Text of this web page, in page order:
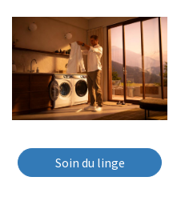
Soin du linge